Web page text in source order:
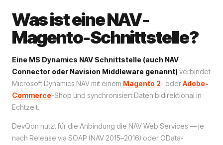
Was ist eine NAV-
Magento-Schnittstelle?
Eine MS Dynamics NAV Schnittstelle (auch NAV
Connector oder Navision Middleware genannt)verbindet
Microsoft Dynamics NAV mit einem Magento 2- oderAdobe-
Commerce-Shop und synchronisiert Daten bidirektional in
Echtzeit.
DevQon nutzt für die Anbindung die NAV Web Services — je
nach Release via SOAP (NAV 2015–2016) oder OData-